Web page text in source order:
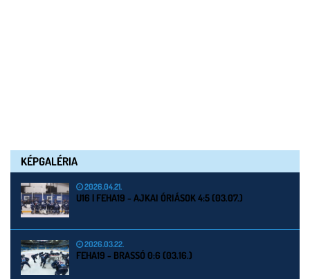
KÉPGALÉRIA
2026.04.21.
U16 | FEHA19 - AJKAI ÓRIÁSOK 4:5 (03.07.)
2026.03.22.
FEHA19 - BRASSÓ 0:6 (03.16.)